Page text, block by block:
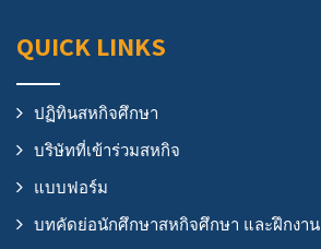
QUICK LINKS
ปฏิทินสหกิจศึกษา
บริษัทที่เข้าร่วมสหกิจ
แบบฟอร์ม
บทคัดย่อนักศึกษาสหกิจศึกษา และฝึกงาน